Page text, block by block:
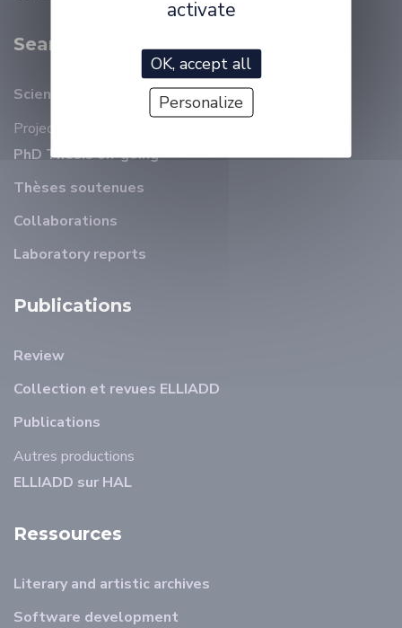
Search
Scientific animation
Projects
PhD Thesis on-going
Thèses soutenues
Collaborations
Laboratory reports
Publications
Review
Collection et revues ELLIADD
Publications
Autres productions
ELLIADD sur HAL
Ressources
Literary and artistic archives
Software development
activate
OK, accept all
Personalize